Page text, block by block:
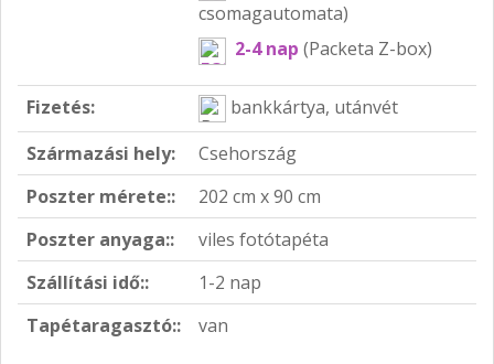
csomagautomata)
2-4 nap (Packeta Z-box)
Fizetés:
bankkártya, utánvét
Származási hely:
Csehország
Poszter mérete::
202 cm x 90 cm
Poszter anyaga::
viles fotótapéta
Szállítási idő::
1-2 nap
Tapétaragasztó::
van